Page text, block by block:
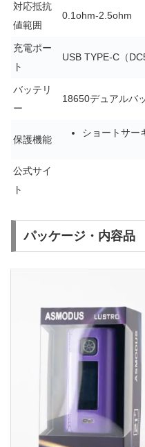
対応抵抗
値範囲
0.1ohm-2.5ohm
充電ポー
ト
USB TYPE-C（
バッテリ
ー
18650デュアルバ
保護機能
ショートサー
公式サイ
ト
パッケージ・内容品